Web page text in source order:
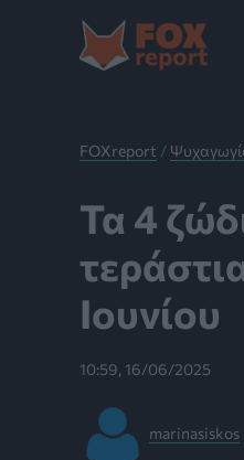
Μετάβαση
περιεχόμενο
FOXreport /
Τα 4
Ιουνίου
10:59, 16/06/2025
marinasiskos